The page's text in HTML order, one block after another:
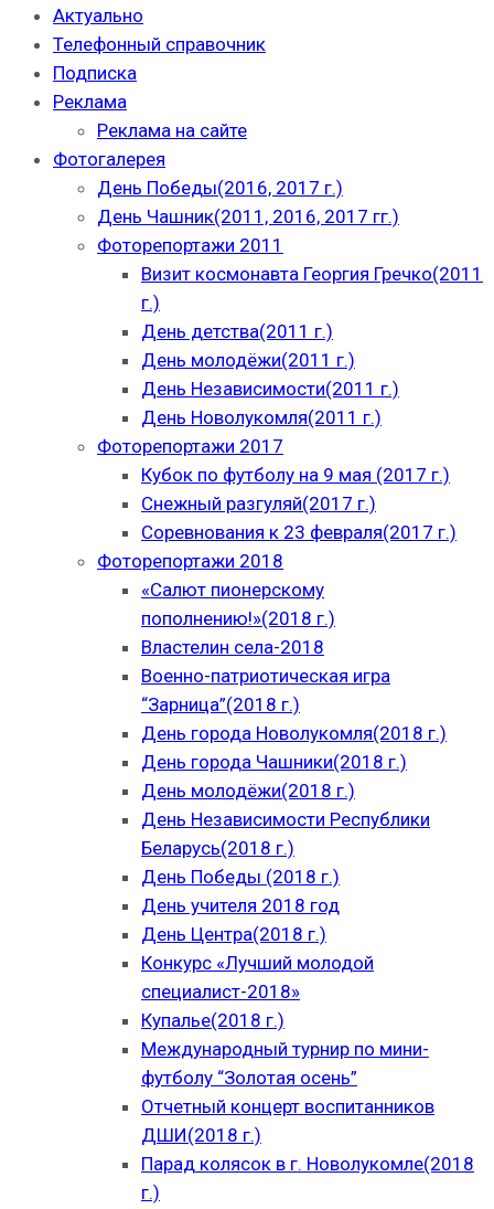
Актуально
Телефонный справочник
Подписка
Реклама
Реклама на сайте
Фотогалерея
День Победы(2016, 2017 г.)
День Чашник(2011, 2016, 2017 гг.)
Фоторепортажи 2011
Визит космонавта Георгия Гречко(2011
г.)
День детства(2011 г.)
День молодёжи(2011 г.)
День Независимости(2011 г.)
День Новолукомля(2011 г.)
Фоторепортажи 2017
Кубок по футболу на 9 мая (2017 г.)
Снежный разгуляй(2017 г.)
Соревнования к 23 февраля(2017 г.)
Фоторепортажи 2018
«Салют пионерскому
пополнению!»(2018 г.)
Властелин села-2018
Военно-патриотическая игра
“Зарница”(2018 г.)
День города Новолукомля(2018 г.)
День города Чашники(2018 г.)
День молодёжи(2018 г.)
День Независимости Республики
Беларусь(2018 г.)
День Победы (2018 г.)
День учителя 2018 год
День Центра(2018 г.)
Конкурс «Лучший молодой
специалист-2018»
Купалье(2018 г.)
Международный турнир по мини-
футболу “Золотая осень”
Отчетный концерт воспитанников
ДШИ(2018 г.)
Парад колясок в г. Новолукомле(2018
г.)